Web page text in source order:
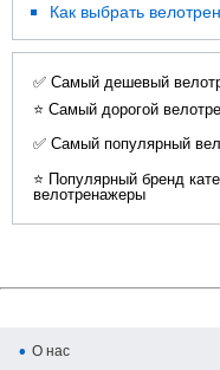
Как выбрать
✅ Самый дешевый
⭐ Самый дорогой
✅ Самый популярный
⭐ Популярный бренд
велотренажеры
О нас